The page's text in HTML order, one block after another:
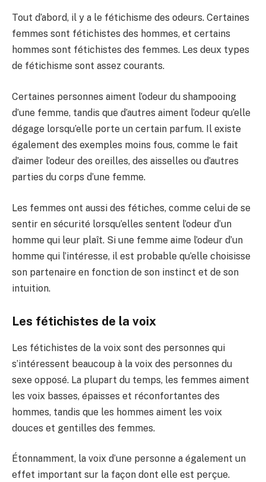
Tout d’abord, il y a le fétichisme des odeurs. Certaines
femmes sont fétichistes des hommes, et certains
hommes sont fétichistes des femmes. Les deux types
de fétichisme sont assez courants.
Certaines personnes aiment l’odeur du shampooing
d’une femme, tandis que d’autres aiment l’odeur qu’elle
dégage lorsqu’elle porte un certain parfum. Il existe
également des exemples moins fous, comme le fait
d’aimer l’odeur des oreilles, des aisselles ou d’autres
parties du corps d’une femme.
Les femmes ont aussi des fétiches, comme celui de se
sentir en sécurité lorsqu’elles sentent l’odeur d’un
homme qui leur plaît. Si une femme aime l’odeur d’un
homme qui l’intéresse, il est probable qu’elle choisisse
son partenaire en fonction de son instinct et de son
intuition.
Les fétichistes de la voix
Les fétichistes de la voix sont des personnes qui
s’intéressent beaucoup à la voix des personnes du
sexe opposé. La plupart du temps, les femmes aiment
les voix basses, épaisses et réconfortantes des
hommes, tandis que les hommes aiment les voix
douces et gentilles des femmes.
Étonnamment, la voix d’une personne a également un
effet important sur la façon dont elle est perçue.